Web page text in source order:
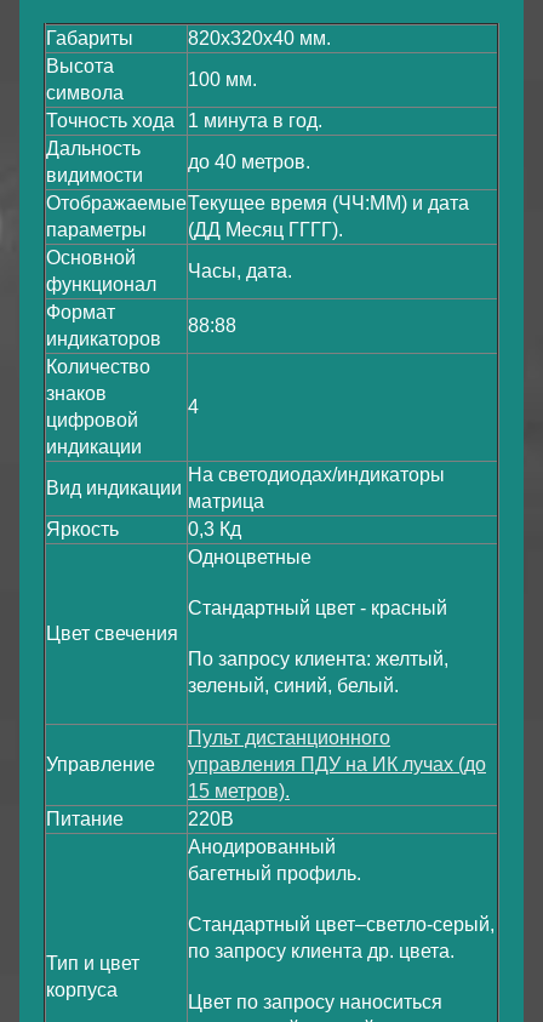
Габариты
820х320х40 мм.
Высота
символа
100 мм.
Точность хода
1 минута в год.
Дальность
видимости
до 40 метров.
Отображаемые
параметры
Текущее время (ЧЧ:ММ) и дата
(ДД Месяц ГГГГ).
Основной
функционал
Часы, дата.
Формат
индикаторов
88:88
Количество
знаков
цифровой
индикации
4
Вид индикации
На светодиодах/индикаторы
матрица
Яркость
0,3 Кд
Цвет свечения
Одноцветные
Стандартный цвет - красный
По запросу клиента: желтый,
зеленый, синий, белый.
Управление
Пульт дистанционного
управления ПДУ на ИК лучах (до
15 метров).
Питание
220В
Тип и цвет
корпуса
Анодированный
багетный профиль.
Стандартный цвет–светло-серый,
по запросу клиента др. цвета.
Цвет по запросу наноситься